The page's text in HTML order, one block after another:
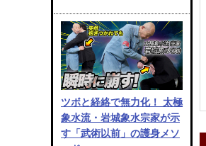
ツボと経絡で無力化！ 太極
象水流・岩城象水宗家が示
す「武術以前」の護身メソ